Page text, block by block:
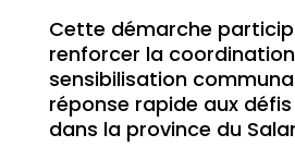
Cette démarche
renforcer la
sensibilisation
réponse rapide aux
dans la province du